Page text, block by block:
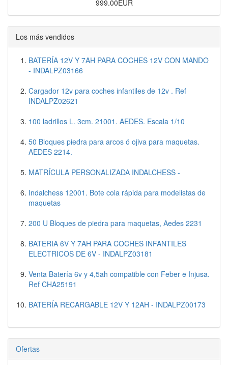
999.00EUR
Los más vendidos
BATERÍA 12V Y 7AH PARA COCHES 12V CON MANDO
- INDALPZ03166
Cargador 12v para coches infantiles de 12v . Ref
INDALPZ02621
100 ladrillos L. 3cm. 21001. AEDES. Escala 1/10
50 Bloques piedra para arcos ó ojiva para maquetas.
AEDES 2214.
MATRÍCULA PERSONALIZADA INDALCHESS -
Indalchess 12001. Bote cola rápida para modelistas de
maquetas
200 U Bloques de piedra para maquetas, Aedes 2231
BATERIA 6V Y 7AH PARA COCHES INFANTILES
ELECTRICOS DE 6V - INDALPZ03181
Venta Batería 6v y 4,5ah compatible con Feber e Injusa.
Ref CHA25191
BATERÍA RECARGABLE 12V Y 12AH - INDALPZ00173
Ofertas